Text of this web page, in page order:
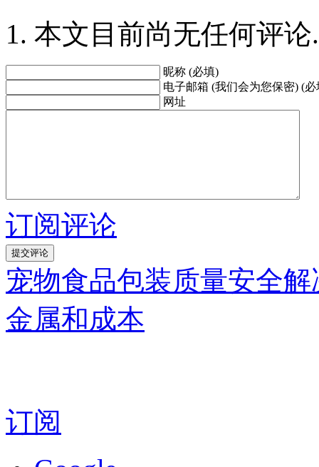
本文目前尚无任何评论.
昵称 (必填)
电子邮箱 (我们会为您保密) (必
网址
订阅评论
宠物食品包装质量安全解
金属和成本
订阅